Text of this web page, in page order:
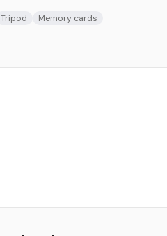
Tripod Memory cards